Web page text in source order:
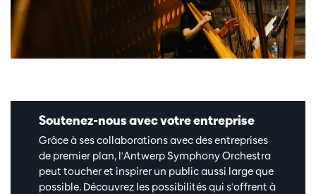
Soutenez-nous avec votre entreprise
Grâce à ses collaborations avec des entreprises
de premier plan, l'Antwerp Symphony Orchestra
peut toucher et inspirer un public aussi large que
possible. Découvrez les possibilités qui s'offrent à